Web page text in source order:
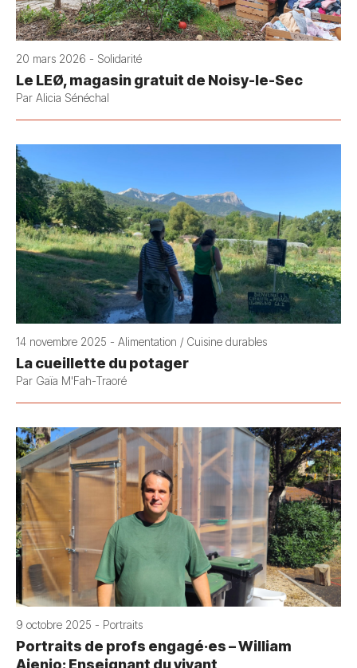
20 mars 2026 - Solidarité
Le LEØ, magasin gratuit de Noisy-le-Sec
Par Alicia Sénéchal
14 novembre 2025 - Alimentation / Cuisine durables
La cueillette du potager
Par Gaïa M'Fah-Traoré
9 octobre 2025 - Portraits
Portraits de profs engagé·es – William
Ajenjo: Enseignant du vivant